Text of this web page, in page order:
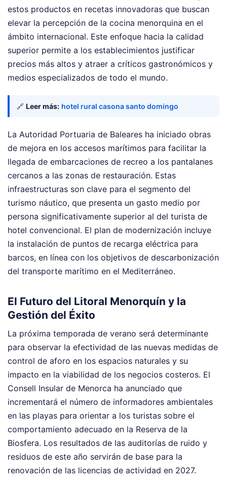
estos productos en recetas innovadoras que buscan
elevar la percepción de la cocina menorquina en el
ámbito internacional. Este enfoque hacia la calidad
superior permite a los establecimientos justificar
precios más altos y atraer a críticos gastronómicos y
medios especializados de todo el mundo.
🔗 Leer más: hotel rural casona santo domingo
La Autoridad Portuaria de Baleares ha iniciado obras
de mejora en los accesos marítimos para facilitar la
llegada de embarcaciones de recreo a los pantalanes
cercanos a las zonas de restauración. Estas
infraestructuras son clave para el segmento del
turismo náutico, que presenta un gasto medio por
persona significativamente superior al del turista de
hotel convencional. El plan de modernización incluye
la instalación de puntos de recarga eléctrica para
barcos, en línea con los objetivos de descarbonización
del transporte marítimo en el Mediterráneo.
El Futuro del Litoral Menorquín y la
Gestión del Éxito
La próxima temporada de verano será determinante
para observar la efectividad de las nuevas medidas de
control de aforo en los espacios naturales y su
impacto en la viabilidad de los negocios costeros. El
Consell Insular de Menorca ha anunciado que
incrementará el número de informadores ambientales
en las playas para orientar a los turistas sobre el
comportamiento adecuado en la Reserva de la
Biosfera. Los resultados de las auditorías de ruido y
residuos de este año servirán de base para la
renovación de las licencias de actividad en 2027.